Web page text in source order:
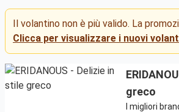
Il volantino non è più valido. La
Clicca per visualizzare i nuovi
greco
I migliori